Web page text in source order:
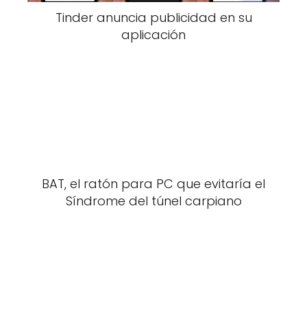
Tinder anuncia publicidad en su
aplicación
BAT, el ratón para PC que evitaría el
Síndrome del túnel carpiano